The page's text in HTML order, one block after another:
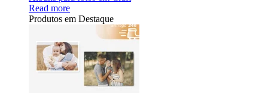
Read more
Produtos em Destaque